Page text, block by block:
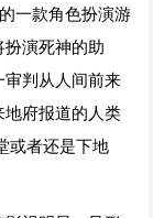
一款角色扮演游
演死神的助
判从人间前来
府报道的人类
或者还是下地